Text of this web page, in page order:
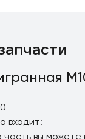
входит:
вы можете